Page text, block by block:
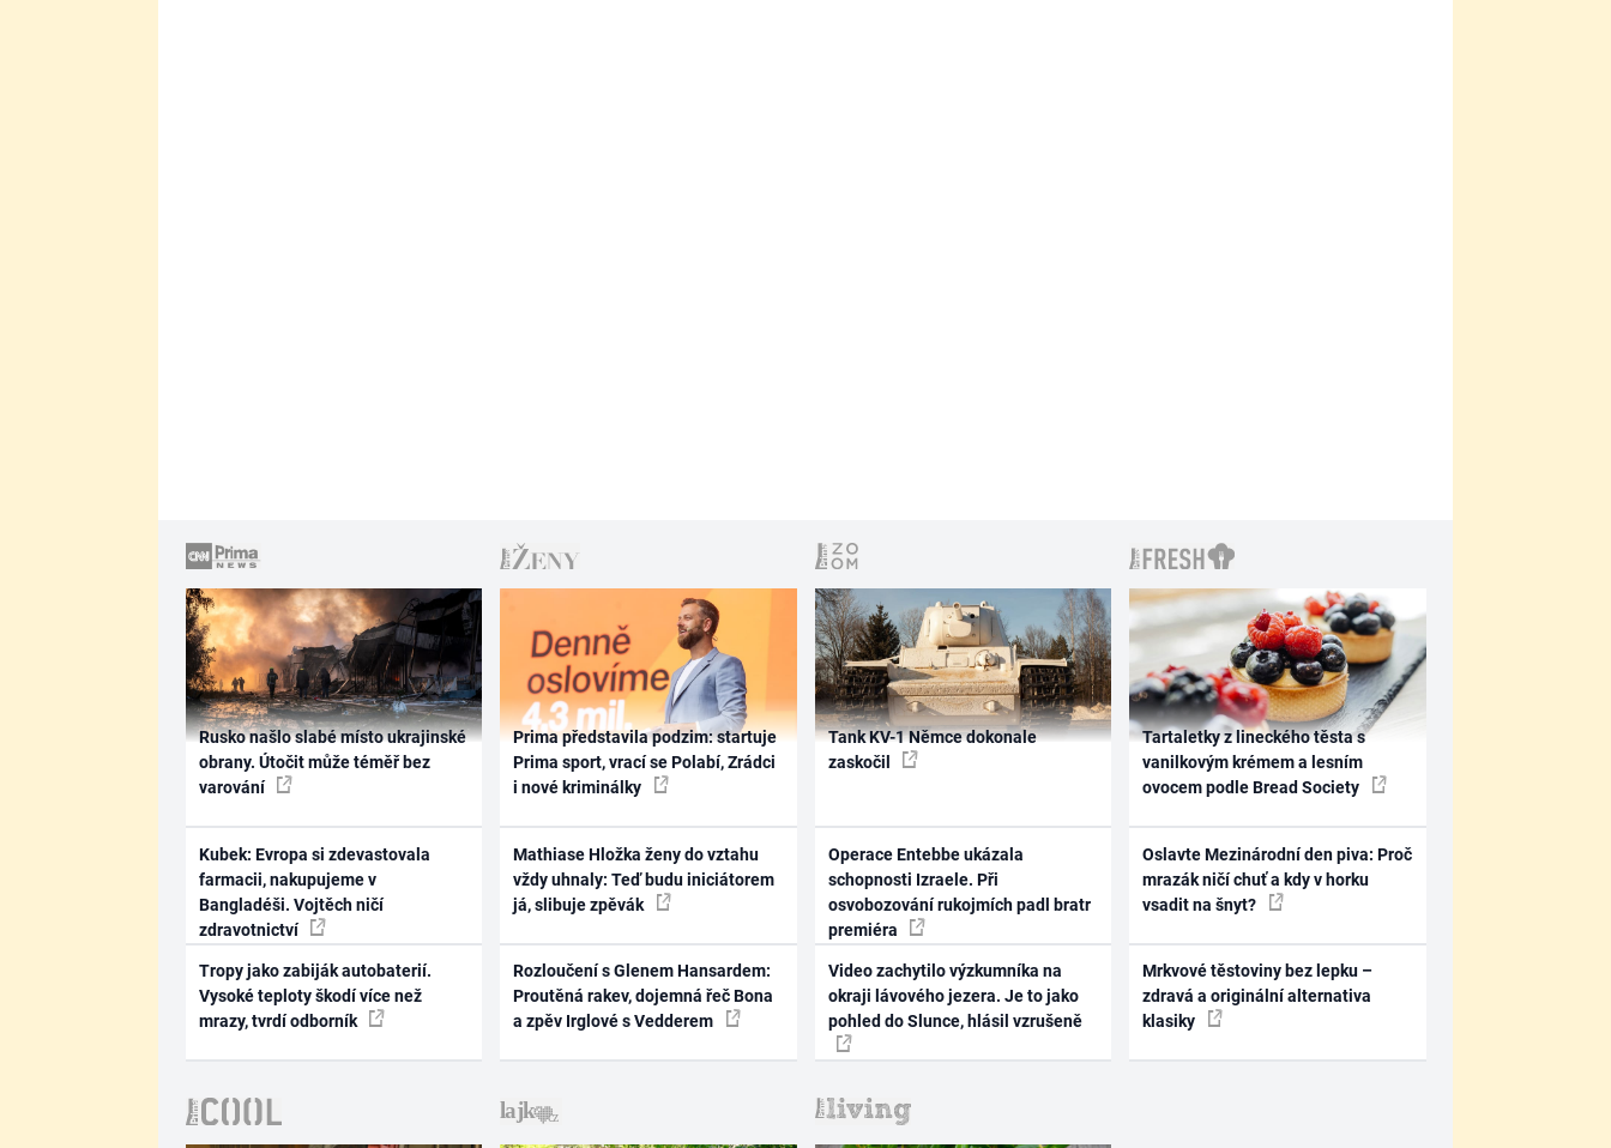
Rusko našlo slabé místo ukrajinské
obrany. Útočit může téměř bez
varování
Kubek: Evropa si zdevastovala
farmacii, nakupujeme v
Bangladéši. Vojtěch ničí
zdravotnictví
Tropy jako zabiják autobaterií.
Vysoké teploty škodí více než
mrazy, tvrdí odborník
Prima představila podzim: startuje
Prima sport, vrací se Polabí, Zrádci
i nové kriminálky
Mathiase Hložka ženy do vztahu
vždy uhnaly: Teď budu iniciátorem
já, slibuje zpěvák
Rozloučení s Glenem Hansardem:
Proutěná rakev, dojemná řeč Bona
a zpěv Irglové s Vedderem
Tank KV-1 Němce dokonale
zaskočil
Operace Entebbe ukázala
schopnosti Izraele. Při
osvobozování rukojmích padl bratr
premiéra
Video zachytilo výzkumníka na
okraji lávového jezera. Je to jako
pohled do Slunce, hlásil vzrušeně
Tartaletky z lineckého těsta s
vanilkovým krémem a lesním
ovocem podle Bread Society
Oslavte Mezinárodní den piva: Proč
mrazák ničí chuť a kdy v horku
vsadit na šnyt?
Mrkvové těstoviny bez lepku –
zdravá a originální alternativa
klasiky